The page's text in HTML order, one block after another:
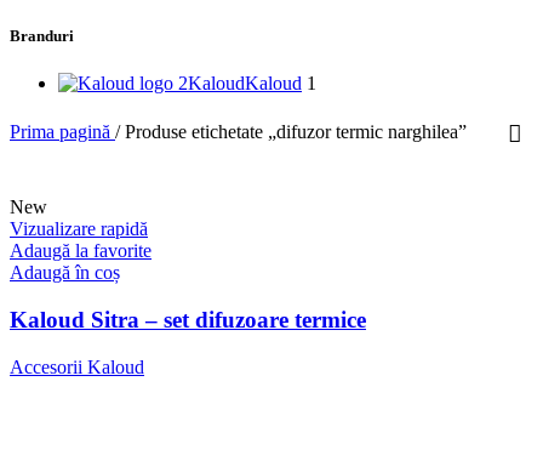
Branduri
KaloudKaloud 1
Prima pagină / Produse etichetate „difuzor termic narghilea”
New
Vizualizare rapidă
Adaugă la favorite
Adaugă în coș
Kaloud Sitra – set difuzoare termice
Accesorii Kaloud